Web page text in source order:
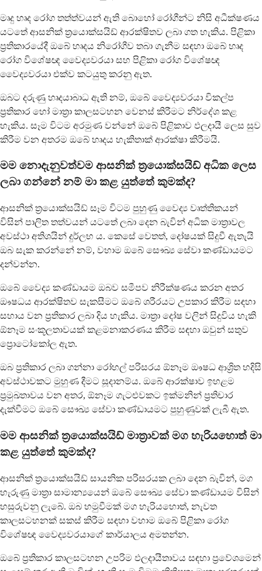
මෘදු හෘද රෝග තත්ත්වයන් ඇති බොහෝ රෝගීන්ට නිසි අධීක්ෂණය
යටතේ ආසනික් ත්‍රයොක්සයිඩ් ආරක්ෂිතව ලබා ගත හැකිය. පිළිකා
ප්‍රතිකාරයේදී ඔබේ හෘදය නිරෝගීව තබා ගැනීම සඳහා ඔබේ හෘද
රෝග විශේෂඥ වෛද්‍යවරයා සහ පිළිකා රෝග විශේෂඥ
වෛද්‍යවරයා එක්ව කටයුතු කරනු ඇත.
ඔබට දරුණු හෘදයාබාධ ඇති නම්, ඔබේ වෛද්‍යවරයා විකල්ප
ප්‍රතිකාර හෝ මාත්‍රා කාලසටහන වෙනස් කිරීමට නිර්දේශ කළ
හැකිය. සෑම විටම අරමුණ වන්නේ ඔබේ පිළිකාව ඵලදායී ලෙස සුව
කිරීම වන අතරම ඔබේ හෘදය හැකිතාක් ආරක්ෂා කිරීමයි.
මම නොදැනුවත්වම ආසනික් ත්‍රයොක්සයිඩ් අධික ලෙස
ලබා ගන්නේ නම් මා කළ යුත්තේ කුමක්ද?
ආසනික් ත්‍රයොක්සයිඩ් සෑම විටම පුහුණු වෛද්‍ය වෘත්තිකයන්
විසින් පාලිත තත්වයන් යටතේ ලබා දෙන බැවින් අධික මාත්‍රාවල
අවස්ථා අතිශයින් දුර්ලභ ය. කෙසේ වෙතත්, දෝෂයක් සිදුවී ඇතැයි
ඔබ සැක කරන්නේ නම්, වහාම ඔබේ සෞඛ්‍ය සේවා කණ්ඩායමට
දන්වන්න.
ඔබේ වෛද්‍ය කණ්ඩායම ඔබව සමීපව නිරීක්ෂණය කරන අතර
ඖෂධය ආරක්ෂිතව සැකසීමට ඔබේ ශරීරයට උපකාර කිරීම සඳහා
සහාය වන ප්‍රතිකාර ලබා දිය හැකිය. මාත්‍රා දෝෂ වලින් සිදුවිය හැකි
ඕනෑම සංකූලතාවයක් කළමනාකරණය කිරීම සඳහා ඔවුන් සතුව
ප්‍රොටෝකෝල ඇත.
ඔබ ප්‍රතිකාර ලබා ගන්නා රෝහල් පරිසරය ඕනෑම ඖෂධ ආශ්‍රිත හදිසි
අවස්ථාවකට මුහුණ දීමට සූදානම්ය. ඔබේ ආරක්ෂාව ඉහළම
ප්‍රමුඛතාවය වන අතර, ඕනෑම ගැටළුවකට ඉක්මනින් ප්‍රතිචාර
දැක්වීමට ඔබේ සෞඛ්‍ය සේවා කණ්ඩායමට පුහුණුවක් ලැබී ඇත.
මම ආසනික් ත්‍රයොක්සයිඩ් මාත්‍රාවක් මග හැරියහොත් මා
කළ යුත්තේ කුමක්ද?
ආසනික් ත්‍රයොක්සයිඩ් සායනික පරිසරයක ලබා දෙන බැවින්, මග
හැරුණු මාත්‍රා සාමාන්‍යයෙන් ඔබේ සෞඛ්‍ය සේවා කණ්ඩායම විසින්
හසුරුවනු ලැබේ. ඔබ හමුවීමක් මග හැරියහොත්, නැවත
කාලසටහනක් සකස් කිරීම සඳහා වහාම ඔබේ පිළිකා රෝග
විශේෂඥ වෛද්‍යවරයාගේ කාර්යාලය අමතන්න.
ඔබේ ප්‍රතිකාර කාලසටහන උපරිම ඵලදායීතාවය සඳහා ප්‍රවේශමෙන්